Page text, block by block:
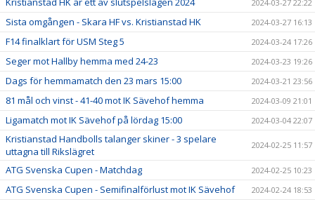
2024-03-27 22:22
Sista omgången - Skara HF vs. Kristianstad HK 2024-03-27 16:13
F14 finalklart för USM Steg 5 2024-03-24 17:26
Seger mot Hallby hemma med 24-23 2024-03-23 19:26
Dags för hemmamatch den 23 mars 15:00 2024-03-21 23:56
81 mål och vinst - 41-40 mot IK Sävehof hemma 2024-03-09 21:01
Ligamatch mot IK Sävehof på lördag 15:00 2024-03-04 22:07
Kristianstad Handbolls talanger skiner - 3 spelare
uttagna till Rikslägret
2024-02-25 11:57
ATG Svenska Cupen - Matchdag 2024-02-25 10:23
ATG Svenska Cupen - Semifinalförlust mot IK Sävehof 2024-02-24 18:53